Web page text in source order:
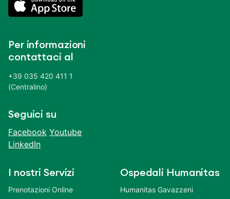
Per informazioni
contattaci al
+39 035 420 411 1
(Centralino)
Seguici su
Facebook Youtube
LinkedIn
I nostri Servizi
Prenotazioni Online
Ospedali Humanitas
Humanitas Gavazzeni